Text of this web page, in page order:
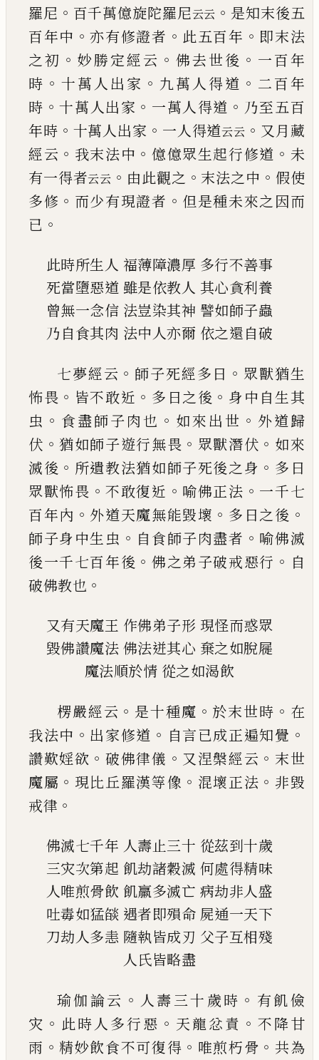
羅尼 。 百千萬億旋陀羅尼云云 。 是知末後五
百年中 。亦有修證者 。 此五百年 。 即末法
之初 。 妙勝定經云 。 佛去世後 。 一百年
時 。 十萬人出家 。 九萬人得道 。 二百年
時 。十萬人出家 。 一萬人得道 。 乃至五百
年時 。 十萬人出家 。 一人得道云云 。 又月藏
經云 。 我末法中 。 億億眾生起行修道 。 未
有一得者云云 。 由此觀之 。 末法之中 。 假使
多修 。 而少有現證者 。 但是種未來之因而
已 。
此時所生人 福薄障濃厚 多行不善事
死當墮惡道 雖是依教人 其心貪利養
曾無一念信 法豈染其神 譬如師子蟲
乃自食其肉 法中人亦爾 依之還自破
七夢經云 。 師子死經多日 。 眾獸猶生
怖畏 。 皆不敢近 。 多日之後 。 身中自生其
虫 。 食盡師子肉也 。 如來出世 。 外道歸
伏 。猶如師子遊行無畏 。 眾獸潛伏 。 如來
滅後 。 所遺教法猶如師子死後之身 。 多日
眾獸怖畏 。不敢復近 。 喻佛正法 。 一千七
百年內 。 外道天魔無能毀壞 。 多日之後 。
師子身中生虫 。 自食師子肉盡者 。 喻佛滅
後一千七百年後 。 佛之弟子破戒惡行 。 自
破佛教也 。
又有天魔王 作佛弟子形 現怪而惑眾
毀佛讚魔法 佛法迸其心 棄之如脫屣
魔法順於情 從之如渴飲
楞嚴經云 。 是十種魔 。 於末世時 。 在
我法中 。 出家修道 。 自言已成正遍知覺 。
讚歎婬欲 。破佛律儀 。 又涅槃經云 。 末世
魔屬 。 現比丘羅漢等像 。 混壞正法 。 非毀
戒律 。
佛滅七千年 人壽止三十 從茲到十歲
三灾次第起 飢劫諸穀滅 何處得精味
人唯煎骨飲 飢羸多滅亡 病劫非人盛
吐毒如猛燄 遇者即殞命 屍通一天下
刀劫人多恚 隨執皆成刃 父子互相殘
人氏皆略盡
瑜伽論云 。 人壽三十歲時 。 有飢儉
灾 。 此時人多行惡 。 天龍忿責 。 不降甘
雨 。精妙飲食不可復得 。 唯煎朽骨 。 共為